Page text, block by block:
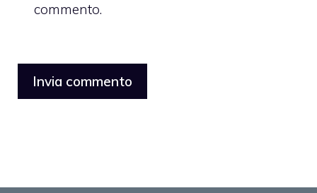
commento.